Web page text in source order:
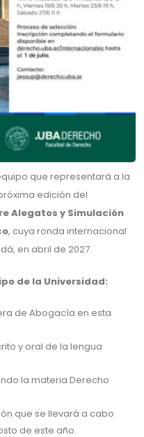
que representará a la
edición del
Alegatos y Simulación
, cuya ronda internacional
en abril de 2027.
de la Universidad:
de Abogacía en esta
y oral de la lengua
la materia Derecho
que se llevará a cabo
de este año.